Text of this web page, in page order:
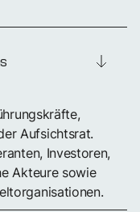
Aufsichtsrat.
Investoren,
Akteure sowie